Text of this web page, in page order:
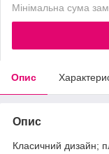
Мінімальна сума
Опис
Опис
Класичний дизайн;